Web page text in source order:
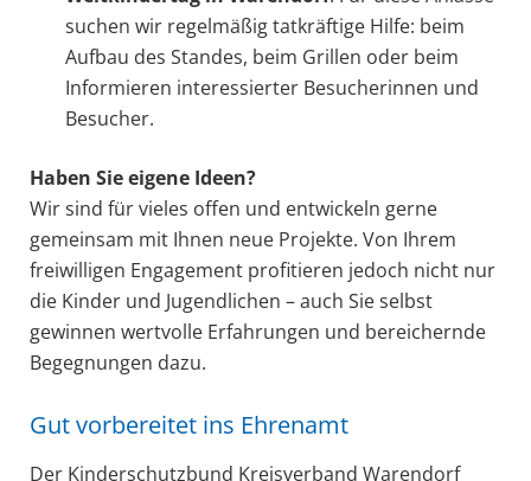
suchen wir regelmäßig tatkräftige Hilfe: beim
Aufbau des Standes, beim Grillen oder beim
Informieren interessierter Besucherinnen und
Besucher.
Haben Sie eigene Ideen?
Wir sind für vieles offen und entwickeln gerne
gemeinsam mit Ihnen neue Projekte. Von Ihrem
freiwilligen Engagement profitieren jedoch nicht nur
die Kinder und Jugendlichen – auch Sie selbst
gewinnen wertvolle Erfahrungen und bereichernde
Begegnungen dazu.
Gut vorbereitet ins Ehrenamt
Der Kinderschutzbund Kreisverband Warendorf